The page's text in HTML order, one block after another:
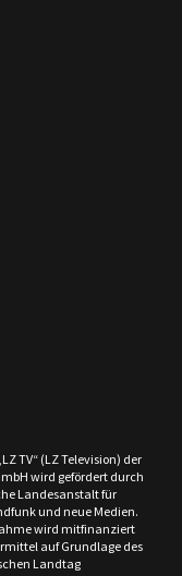
TV“ (LZ Television) der
wird gefördert durch
Landesanstalt für
und neue Medien.
wird mitfinanziert
auf Grundlage des
Landtag